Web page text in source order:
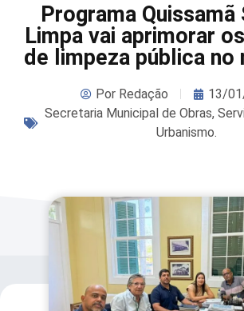
Programa Quissamã
Limpa vai aprimorar
de limpeza pública no
PorRedação
13/
Secretaria Municipal de Obras,
Urbanismo.